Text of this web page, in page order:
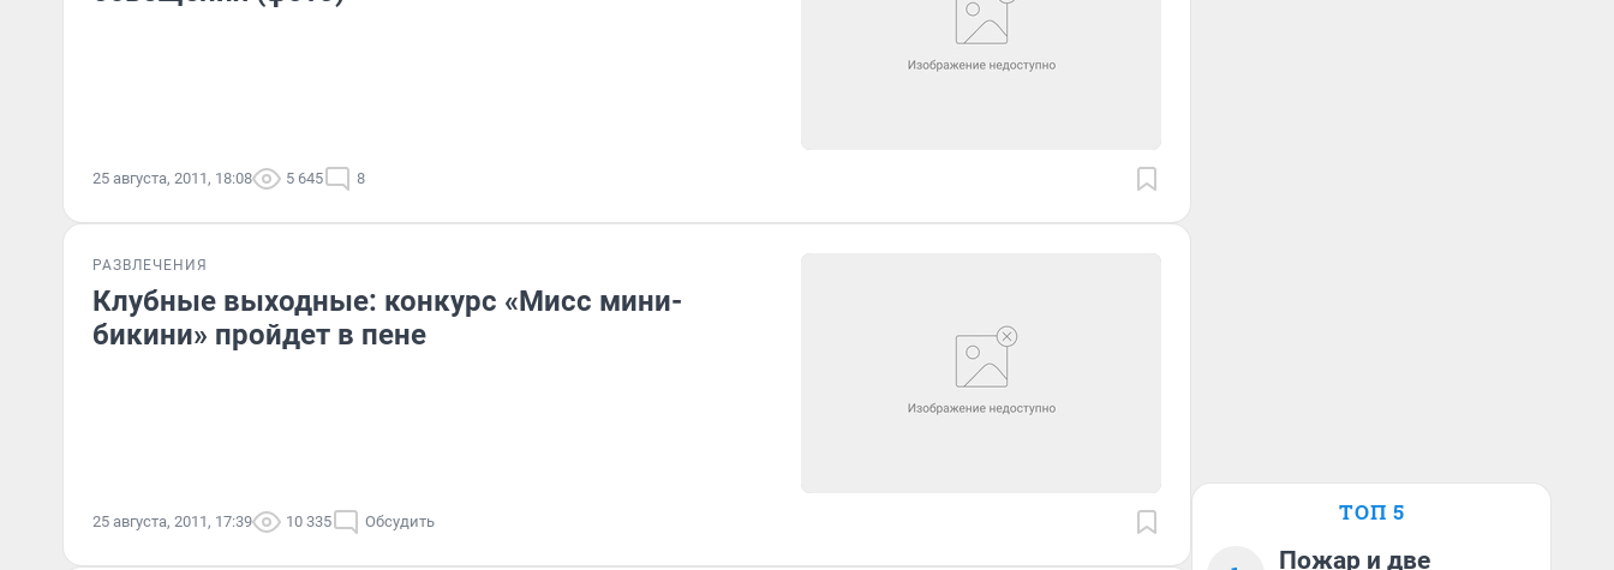
25 августа, 2011, 18:08 5 645 8
РАЗВЛЕЧЕНИЯ
Клубные выходные: конкурс «Мисс мини-
бикини» пройдет в пене
25 августа, 2011, 17:39 10 335 Обсудить ТОП 5
Пожар и две